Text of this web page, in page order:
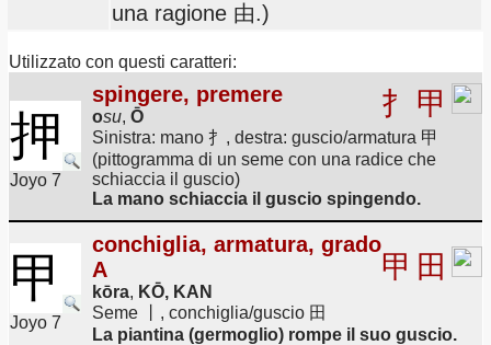
una ragione 由.)
Utilizzato con questi caratteri:
押
Joyo 7
spingere, premere
osu, Ō 扌 甲
Sinistra: mano 扌, destra: guscio/armatura 甲
(pittogramma di un seme con una radice che
schiaccia il guscio)
La mano schiaccia il guscio spingendo.
甲
Joyo 7
conchiglia, armatura, grado
A
kōra, KŌ, KAN
甲 田
Seme 丨, conchiglia/guscio 田
La piantina (germoglio) rompe il suo guscio.